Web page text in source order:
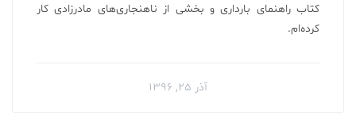
کتاب راهنمای بارداری و بخشی از ناهنجاری‌های مادرزادی کار
کرده‌ام.
آذر ۲۵, ۱۳۹۶